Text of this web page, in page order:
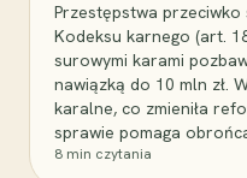
Przestępstwa przeciwko
Kodeksu karnego (art.
surowymi karami
nawiązką do 10 mln zł.
karalne, co zmieniła
sprawie pomaga
8 min czytania